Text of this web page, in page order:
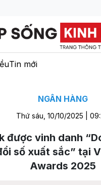
Tin mới
NGÂN HÀNG
Thứ sáu, 10/10/2025 |
được vinh danh
số xuất sắc” tại
Awards 2025